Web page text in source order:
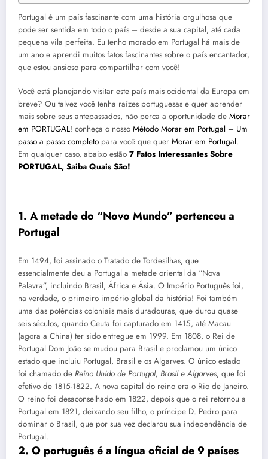
Portugal é um país fascinante com uma história orgulhosa que
pode ser sentida em todo o país – desde a sua capital, até cada
pequena vila perfeita. Eu tenho morado em Portugal há mais de
um ano e aprendi muitos fatos fascinantes sobre o país encantador,
que estou ansioso para compartilhar com você!
Você está planejando visitar este país mais ocidental da Europa em
breve? Ou talvez você tenha raízes portuguesas e quer aprender
mais sobre seus antepassados, não perca a oportunidade de Morar
em PORTUGAL! conheça o nosso Método Morar em Portugal – Um
passo a passo completo para você que quer Morar em Portugal.
Em qualquer caso, abaixo estão 7 Fatos Interessantes Sobre
PORTUGAL, Saiba Quais São!
1. A metade do “Novo Mundo” pertenceu a
Portugal
Em 1494, foi assinado o Tratado de Tordesilhas, que
essencialmente deu a Portugal a metade oriental da “Nova
Palavra”, incluindo Brasil, África e Ásia. O Império Português foi,
na verdade, o primeiro império global da história! Foi também
uma das potências coloniais mais duradouras, que durou quase
seis séculos, quando Ceuta foi capturado em 1415, até Macau
(agora a China) ter sido entregue em 1999. Em 1808, o Rei de
Portugal Dom João se mudou para Brasil e proclamou um único
estado que incluiu Portugal, Brasil e os Algarves. O único estado
foi chamado de Reino Unido de Portugal, Brasil e Algarves, que foi
efetivo de 1815-1822. A nova capital do reino era o Rio de Janeiro.
O reino foi desaconselhado em 1822, depois que o rei retornou a
Portugal em 1821, deixando seu filho, o príncipe D. Pedro para
dominar o Brasil, que por sua vez declarou sua independência de
Portugal.
2. O português é a língua oficial de 9 países